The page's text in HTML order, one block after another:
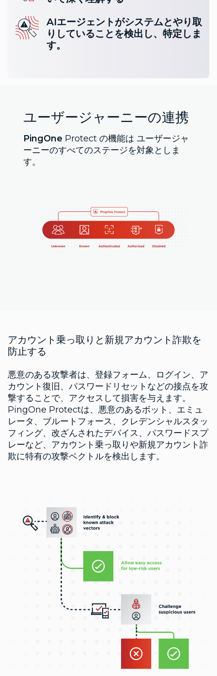
AIエージェントがシステムとやり取
りしていることを検出し、特定しま
す。
ユーザージャーニーの連携
PingOne Protect の機能は ユーザージャ
ーニーのすべてのステージを対象としま
す。
アカウント乗っ取りと新規アカウント詐欺を
防止する
悪意のある攻撃者は、登録フォーム、ログイン、ア
カウント復旧、パスワードリセットなどの接点を攻
撃することで、アクセスして損害を与えます。
PingOne Protectは、悪意のあるボット、エミュ
レータ、ブルートフォース、クレデンシャルスタッ
フィング、改ざんされたデバイス、パスワードスプ
レーなど、アカウント乗っ取りや新規アカウント詐
欺に特有の攻撃ベクトルを検出します。